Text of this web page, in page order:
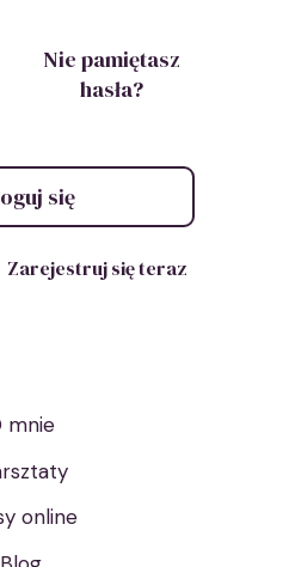
Nie pamiętasz
hasła?
się
Zarejestruj się teraz
mnie
online